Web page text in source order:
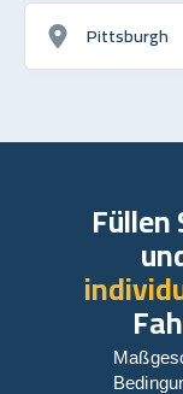
Pittsburgh